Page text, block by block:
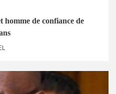
homme de confiance de